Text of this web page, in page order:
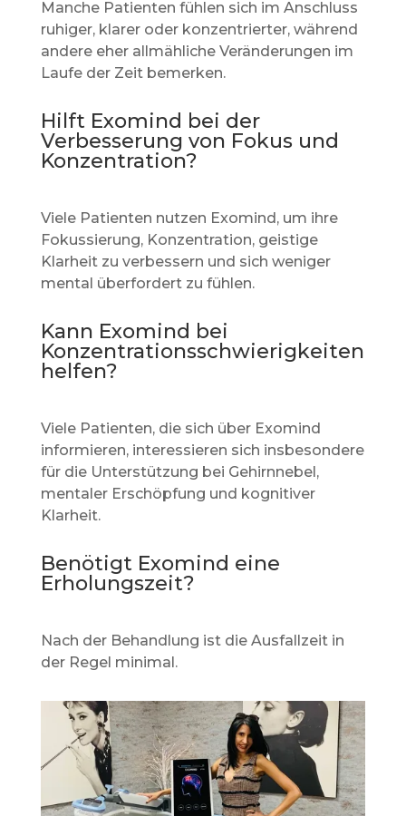
Manche Patienten fühlen sich im Anschluss
ruhiger, klarer oder konzentrierter, während
andere eher allmähliche Veränderungen im
Laufe der Zeit bemerken.
Hilft Exomind bei der
Verbesserung von Fokus und
Konzentration?
Viele Patienten nutzen Exomind, um ihre
Fokussierung, Konzentration, geistige
Klarheit zu verbessern und sich weniger
mental überfordert zu fühlen.
Kann Exomind bei
Konzentrationsschwierigkeiten
helfen?
Viele Patienten, die sich über Exomind
informieren, interessieren sich insbesondere
für die Unterstützung bei Gehirnnebel,
mentaler Erschöpfung und kognitiver
Klarheit.
Benötigt Exomind eine
Erholungszeit?
Nach der Behandlung ist die Ausfallzeit in
der Regel minimal.